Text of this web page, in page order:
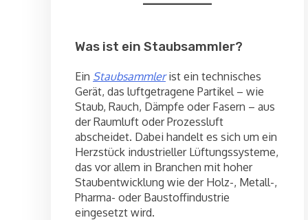
Was ist ein Staubsammler?
Ein Staubsammlerist ein technisches
Gerät, das luftgetragene Partikel – wie
Staub, Rauch, Dämpfe oder Fasern – aus
der Raumluft oder Prozessluft
abscheidet. Dabei handelt es sich um ein
Herzstück industrieller Lüftungssysteme,
das vor allem in Branchen mit hoher
Staubentwicklung wie der Holz-, Metall-,
Pharma- oder Baustoffindustrie
eingesetzt wird.